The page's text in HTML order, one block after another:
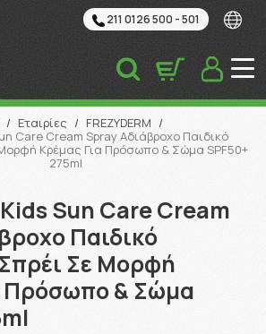
211 0126 500 - 501
Αναζήτηση
/ Εταιρίες / FREZYDERM /
Care Cream Spray Αδιάβροχο Παιδικό
Κρέμας Για Πρόσωπο & Σώμα SPF50+
275ml
Sun Care Cream
Παιδικό
Σε Μορφή
Πρόσωπο & Σώμα